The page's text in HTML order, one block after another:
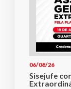
06/08/26
Sisejufe